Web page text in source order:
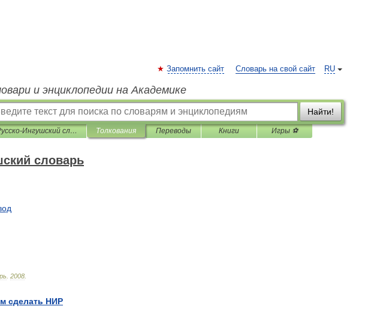
RU
Запомнить сайт Словарь на свой сайт
и энциклопедии на Академике
Найти!
Русско-Ингушский словарь Толкования Переводы Книги Игры ⚽
словарь
2008
сделать НИР